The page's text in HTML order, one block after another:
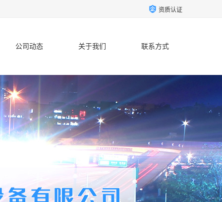
资质认证
公司动态 关于我们 联系方式